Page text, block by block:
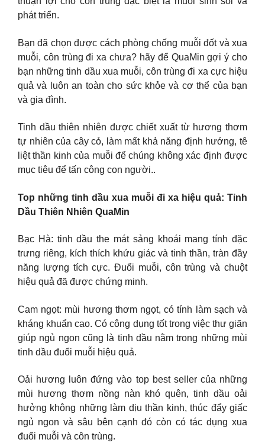
phát triển.
Bạn đã chọn được cách phòng chống muỗi đốt và xua
muỗi, côn trùng đi xa chưa? hãy để QuaMin gợi ý cho
bạn những tinh dầu xua muỗi, côn trùng đi xa cực hiệu
quả và luôn an toàn cho sức khỏe và cơ thể của bạn
và gia đình.
Tinh dầu thiên nhiên được chiết xuất từ hương thơm
tự nhiên của cây cỏ, làm mất khả năng định hướng, tê
liệt thần kinh của muỗi để chúng không xác định được
mục tiêu để tấn công con người..
Top những tinh dầu xua muỗi đi xa hiệu quả: Tinh
Dầu Thiên Nhiên QuaMin
Bạc Hà: tinh dầu the mát sảng khoái mang tính đặc
trưng riêng, kích thích khứu giác và tinh thần, tràn đầy
năng lượng tích cực. Đuổi muỗi, côn trùng và chuột
hiệu quả đã được chứng minh.
Cam ngọt: mùi hương thơm ngọt, có tính làm sạch và
kháng khuẩn cao. Có công dụng tốt trong việc thư giãn
giúp ngủ ngon cũng là tinh dầu nằm trong những mùi
tinh dầu đuổi muỗi hiệu quả.
Oải hương luôn đứng vào top best seller của những
mùi hương thơm nồng nàn khó quên, tinh dầu oải
hưởng không những làm dịu thần kinh, thúc đẩy giấc
ngủ ngon và sâu bên cạnh đó còn có tác dụng xua
đuổi muỗi và côn trùng.